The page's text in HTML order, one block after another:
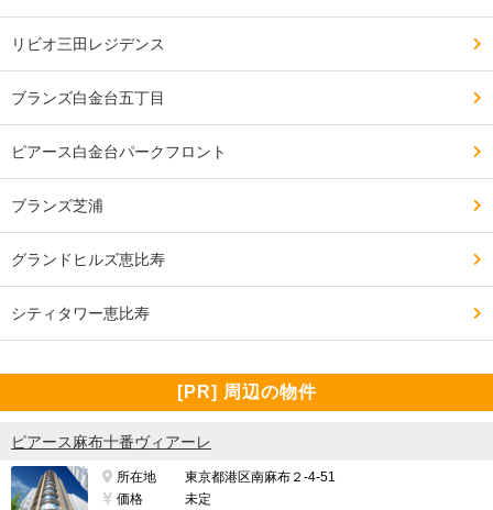
麻布十番が徒歩圏内というのは最高である。
港区のほぼ真ん中。
素晴らしい立地
治安・安全の面で良い点、残念な点
昨年硫酸かける事件があったが普段はとても平穏な立
地。
サピックスという有名な塾も近くにあり、子育て世帯に
は嬉しい
リビオ三田レジデンス
ブランズ白金台五丁目
ピアース白金台パークフロント
ブランズ芝浦
グランドヒルズ恵比寿
シティタワー恵比寿
[PR] 周辺の物件
ピアース麻布十番ヴィアーレ
所在地
東京都港区南麻布２-4-51
価格
未定